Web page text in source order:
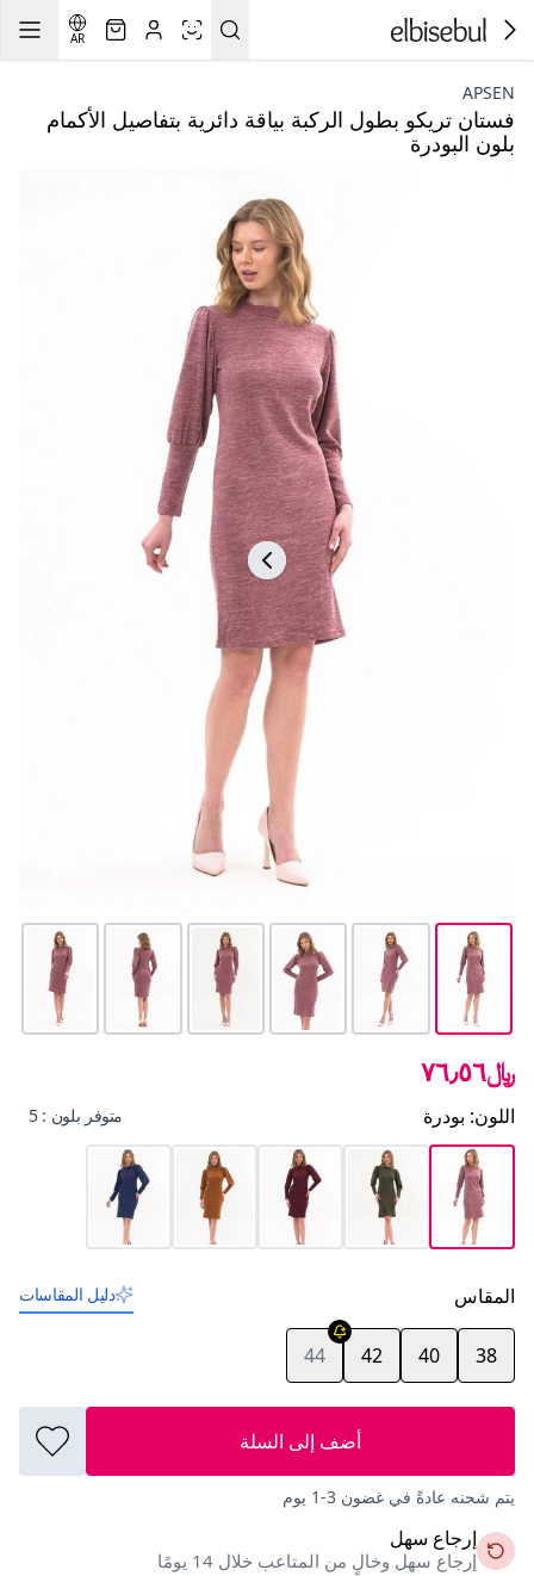
AR
APSEN
فستان تريكو بطول الركبة بياقة دائرية بتفاصيل الأكمام
بلون البودرة
﷼٧٦٫٥٦
اللون: بودرة متوفر بلون : 5
المقاس دليل المقاسات
38
40
42
44
أضف إلى السلة
يتم شحنه عادةً في غضون 3-1 يوم
إرجاع سهل
إرجاع سهل وخالٍ من المتاعب خلال 14 يومًا